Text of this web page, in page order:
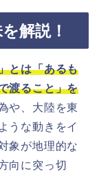
解説！
とは「あるも
渡ること」を
や、大陸を東
うな動きをイ
象が地理的な
向に突っ切